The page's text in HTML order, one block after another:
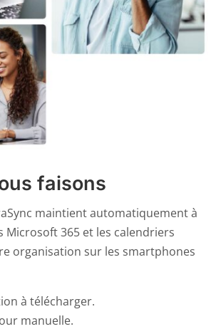
faisons
maintient automatiquement à
Microsoft 365 et les calendriers
organisation sur les smartphones
à télécharger.
manuelle.